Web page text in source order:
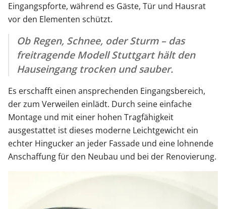
Eingangspforte, während es Gäste, Tür und Hausrat
vor den Elementen schützt.
Ob Regen, Schnee, oder Sturm – das
freitragende Modell Stuttgart hält den
Hauseingang trocken und sauber.
Es erschafft einen ansprechenden Eingangsbereich,
der zum Verweilen einlädt. Durch seine einfache
Montage und mit einer hohen Tragfähigkeit
ausgestattet ist dieses moderne Leichtgewicht ein
echter Hingucker an jeder Fassade und eine lohnende
Anschaffung für den Neubau und bei der Renovierung.